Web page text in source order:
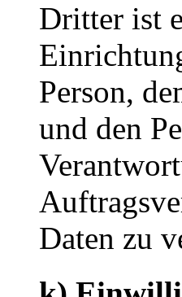
Dritter ist
Person,
und den
Daten zu